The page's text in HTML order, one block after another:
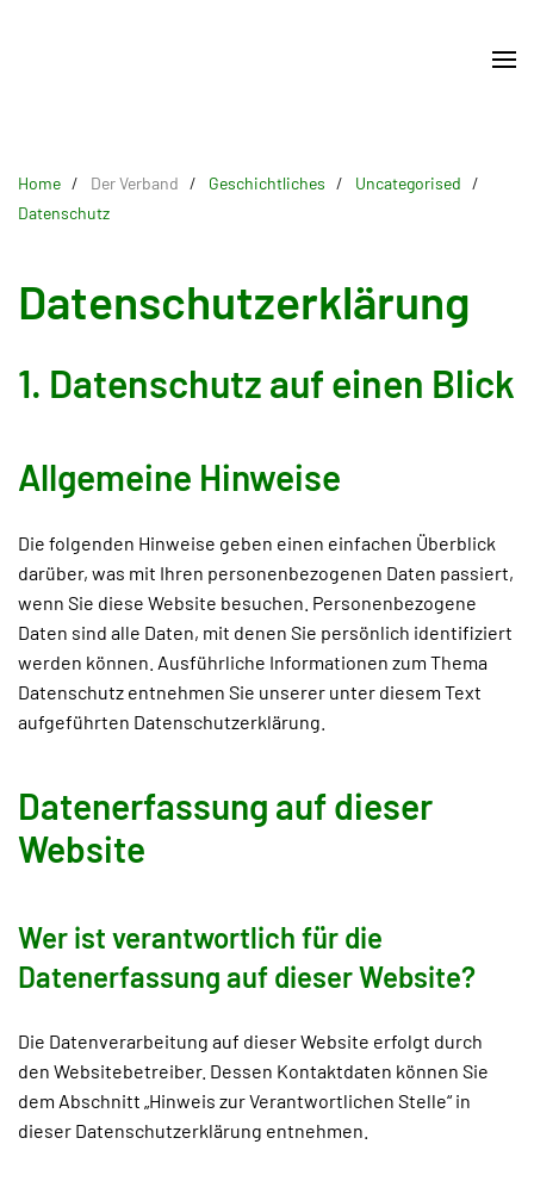
Home Der Verband Geschichtliches
Uncategorised
Datenschutz
Datenschutzerklärung
1. Datenschutz auf einen Blick
Allgemeine Hinweise
Die folgenden Hinweise geben einen einfachen Überblick
darüber, was mit Ihren personenbezogenen Daten passiert,
wenn Sie diese Website besuchen. Personenbezogene
Daten sind alle Daten, mit denen Sie persönlich identifiziert
werden können. Ausführliche Informationen zum Thema
Datenschutz entnehmen Sie unserer unter diesem Text
aufgeführten Datenschutzerklärung.
Datenerfassung auf dieser
Website
Wer ist verantwortlich für die
Datenerfassung auf dieser Website?
Die Datenverarbeitung auf dieser Website erfolgt durch
den Websitebetreiber. Dessen Kontaktdaten können Sie
dem Abschnitt „Hinweis zur Verantwortlichen Stelle“ in
dieser Datenschutzerklärung entnehmen.